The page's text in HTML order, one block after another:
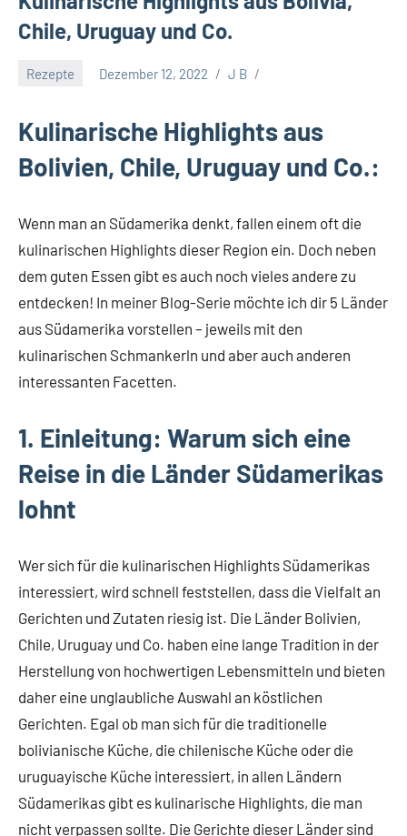
Chile, Uruguay und Co.
Rezepte Dezember 12, 2022 J B
Kulinarische Highlights aus
Bolivien, Chile, Uruguay und Co.:
Wenn man an Südamerika denkt, fallen einem oft die
kulinarischen Highlights dieser Region ein. Doch neben
dem guten Essen gibt es auch noch vieles andere zu
entdecken! In meiner Blog-Serie möchte ich dir 5 Länder
aus Südamerika vorstellen – jeweils mit den
kulinarischen Schmankerln und aber auch anderen
interessanten Facetten.
1. Einleitung: Warum sich eine
Reise in die Länder Südamerikas
lohnt
Wer sich für die kulinarischen Highlights Südamerikas
interessiert, wird schnell feststellen, dass die Vielfalt an
Gerichten und Zutaten riesig ist. Die Länder Bolivien,
Chile, Uruguay und Co. haben eine lange Tradition in der
Herstellung von hochwertigen Lebensmitteln und bieten
daher eine unglaubliche Auswahl an köstlichen
Gerichten. Egal ob man sich für die traditionelle
bolivianische Küche, die chilenische Küche oder die
uruguayische Küche interessiert, in allen Ländern
Südamerikas gibt es kulinarische Highlights, die man
nicht verpassen sollte. Die Gerichte dieser Länder sind